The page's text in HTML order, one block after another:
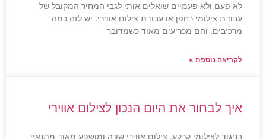
לא פעם ולא פעמיים שואלים אותי לגבי המחיר המקובל של
עבודת צילומי רחפן או עבודת צילום אווירי. יש לזה כמה
מרכיבים, והם מכריעים מאוד כשמדובר
לקריאה נוספת »
איך לבחור את היום הנכון לצילום אווירי
בניגוד לצילומי קרקע, צילום אווירי שונה ומושפע מאוד מתנאיי